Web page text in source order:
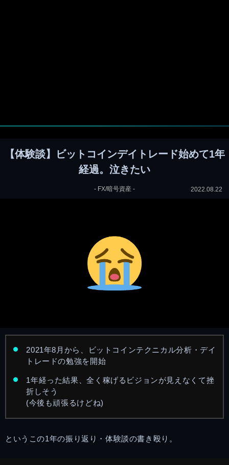
【体験談】ビットコインデイトレード始めて1年
経過。泣きたい
- FX/暗号資産 - 2022.08.22
2021年8月から、ビットコインテクニカル分析・デイ
トレードの勉強を開始
1年経った結果、全く稼げるビジョンが見えなくて挫
折しそう
(今後も頑張るけどね)
というこの1年の振り返り・体験談の書き殴り。